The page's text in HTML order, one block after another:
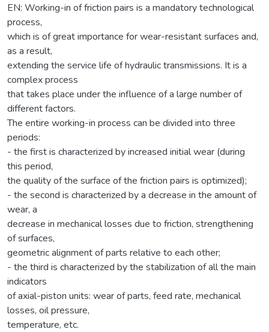
EN: Working-in of friction pairs is a mandatory technological
process,
which is of great importance for wear-resistant surfaces and,
as a result,
extending the service life of hydraulic transmissions. It is a
complex process
that takes place under the influence of a large number of
different factors.
The entire working-in process can be divided into three
periods:
- the first is characterized by increased initial wear (during
this period,
the quality of the surface of the friction pairs is optimized);
- the second is characterized by a decrease in the amount of
wear, a
decrease in mechanical losses due to friction, strengthening
of surfaces,
geometric alignment of parts relative to each other;
- the third is characterized by the stabilization of all the main
indicators
of axial-piston units: wear of parts, feed rate, mechanical
losses, oil pressure,
temperature, etc.